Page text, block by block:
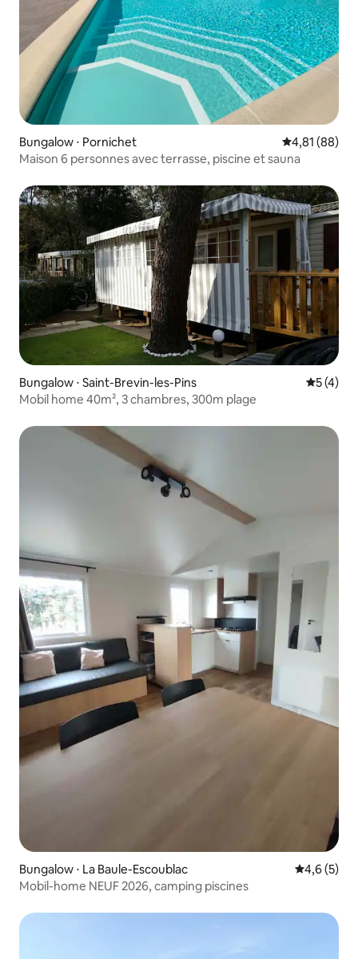
Bungalow ⋅ Pornichet Évaluation
4,81 (88)
Maison 6 personnes avec terrasse, piscine et sauna
Bungalow ⋅ Saint-Brevin-les-Pins
5 (4)
Mobil home 40m², 3 chambres, 300m plage
Bungalow ⋅ La Baule-Escoublac Évaluation
4,6 (5)
Mobil-home NEUF 2026, camping piscines